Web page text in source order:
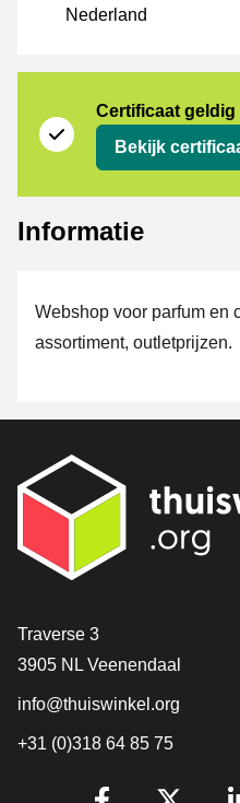
Nederland
Certificaat geldig
Bekijk
Informatie
Webshop voor parfum en
assortiment, outletprijzen.
Contact
Traverse 3
3905 NL Veenendaal
info@thuiswinkel.org
+31 (0)318 64 85 75
Volg je ons al?